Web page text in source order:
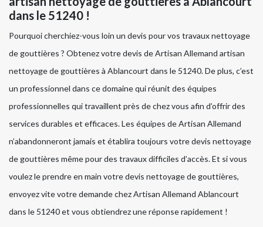
dans le 51240 !
Pourquoi cherchiez-vous loin un devis pour vos travaux nettoyage
de gouttières ? Obtenez votre devis de Artisan Allemand artisan
nettoyage de gouttières à Ablancourt dans le 51240. De plus, c’est
un professionnel dans ce domaine qui réunit des équipes
professionnelles qui travaillent près de chez vous afin d’offrir des
services durables et efficaces. Les équipes de Artisan Allemand
n’abandonneront jamais et établira toujours votre devis nettoyage
de gouttières même pour des travaux difficiles d’accès. Et si vous
voulez le prendre en main votre devis nettoyage de gouttières,
envoyez vite votre demande chez Artisan Allemand Ablancourt
dans le 51240 et vous obtiendrez une réponse rapidement !